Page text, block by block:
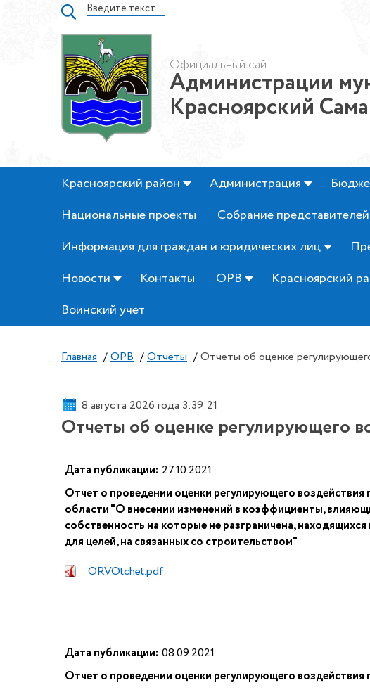
Официальный сайт
Администрации
Красноярский
Красноярский район Администрация
Национальные проекты
Собрание представителей
Информация для граждан и юридических лиц
Новости
Контакты ОРВ Красноярский
Воинский учет
Главная / ОРВ / Отчеты / Отчеты об оценке
8 августа 2026 года 3:39:22
Отчеты об оценке регулирующего
Дата публикации: 27.10.2021
Отчет о проведении оценки регулирующего
области "О внесении изменений в коэффициенты,
собственность на которые не разграничена,
для целей, на связанных со строительством"
ORVOtchet.pdf
Дата публикации: 08.09.2021
Отчет о проведении оценки регулирующего